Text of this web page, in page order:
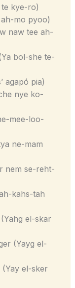
kye-ro)
mo pyoo)
naw tee ah-
bol-she te-
agapó pia)
nye ko-
mee-loo-
ne-mam
nem se-reht-
kahs-tah
el-skar
(Yayg el-
el-sker